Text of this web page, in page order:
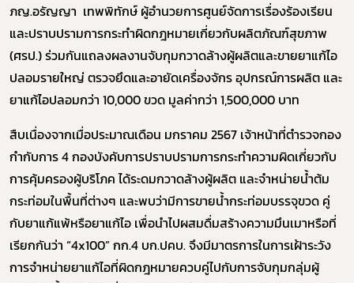
ภญ.อรัญญา เทพพิทักษ์ ผู้อำนวยการศูนย์จัดการเรื่องร้องเรียน
และปราบปรามการกระทำผิดกฎหมายเกี่ยวกับผลิตภัณฑ์สุขภาพ
(ศรป.) ร่วมกันแถลงผลงานจับกุมกวาดล้างผู้ผลิตและขายยาแก้ไอ
ปลอมรายใหญ่ ตรวจยึดและอายัดเครื่องจักร อุปกรณ์การผลิต และ
ยาแก้ไอปลอมกว่า 10,000 ขวด มูลค่ากว่า 1,500,000 บาท
สืบเนื่องจากเมื่อประมาณเดือน มกราคม 2567 เจ้าหน้าที่ตำรวจกอง
กำกับการ 4 กองบังคับการปราบปรามการกระทำความผิดเกี่ยวกับ
การคุ้มครองผู้บริโภค ได้ระดมกวาดล้างผู้ผลิต และจำหน่ายน้ำต้ม
กระท่อมในพื้นที่ต่างๆ และพบว่ามีการขายน้ำกระท่อมบรรจุขวด คู่
กับยาแก้แพ้หรือยาแก้ไอ เพื่อนำไปผสมดื่มสร้างความมึนเมาหรือที่
เรียกกันว่า “4x100” กก.4 บก.ปคบ. จึงมีมาตรการในการเฝ้าระวัง
การจำหน่ายยาแก้ไอที่ผิดกฎหมายควบคู่ไปกับการจับกุมกลุ่มผู้